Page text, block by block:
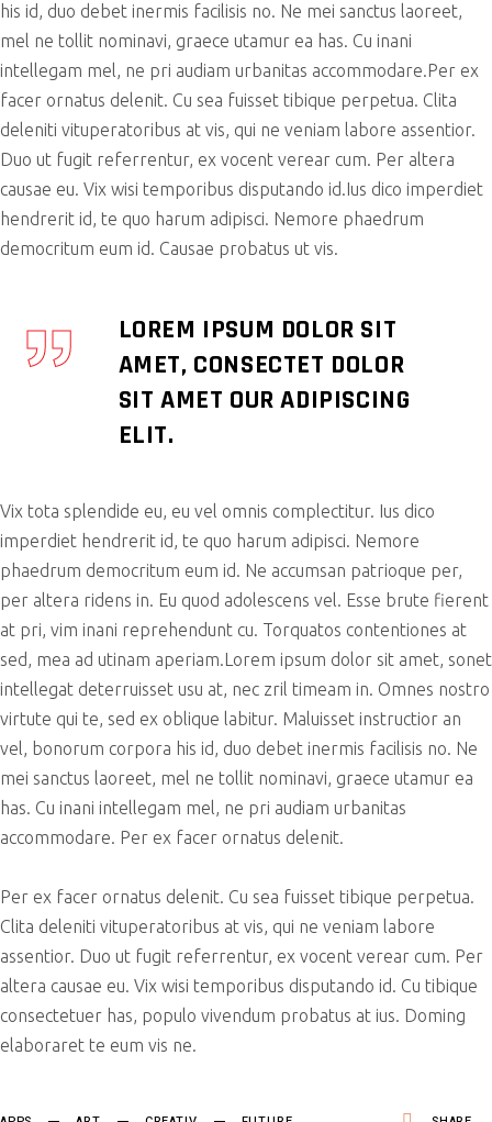
his id, duo debet inermis facilisis no. Ne mei sanctus laoreet,
mel ne tollit nominavi, graece utamur ea has. Cu inani
intellegam mel, ne pri audiam urbanitas accommodare.Per ex
facer ornatus delenit. Cu sea fuisset tibique perpetua. Clita
deleniti vituperatoribus at vis, qui ne veniam labore assentior.
Duo ut fugit referrentur, ex vocent verear cum. Per altera
causae eu. Vix wisi temporibus disputando id.Ius dico imperdiet
hendrerit id, te quo harum adipisci. Nemore phaedrum
democritum eum id. Causae probatus ut vis.
LOREM IPSUM DOLOR SIT
AMET, CONSECTET DOLOR
SIT AMET OUR ADIPISCING
ELIT.
Vix tota splendide eu, eu vel omnis complectitur. Ius dico
imperdiet hendrerit id, te quo harum adipisci. Nemore
phaedrum democritum eum id. Ne accumsan patrioque per,
per altera ridens in. Eu quod adolescens vel. Esse brute fierent
at pri, vim inani reprehendunt cu. Torquatos contentiones at
sed, mea ad utinam aperiam.Lorem ipsum dolor sit amet, sonet
intellegat deterruisset usu at, nec zril timeam in. Omnes nostro
virtute qui te, sed ex oblique labitur. Maluisset instructior an
vel, bonorum corpora his id, duo debet inermis facilisis no. Ne
mei sanctus laoreet, mel ne tollit nominavi, graece utamur ea
has. Cu inani intellegam mel, ne pri audiam urbanitas
accommodare. Per ex facer ornatus delenit.
Per ex facer ornatus delenit. Cu sea fuisset tibique perpetua.
Clita deleniti vituperatoribus at vis, qui ne veniam labore
assentior. Duo ut fugit referrentur, ex vocent verear cum. Per
altera causae eu. Vix wisi temporibus disputando id. Cu tibique
consectetuer has, populo vivendum probatus at ius. Doming
elaboraret te eum vis ne.